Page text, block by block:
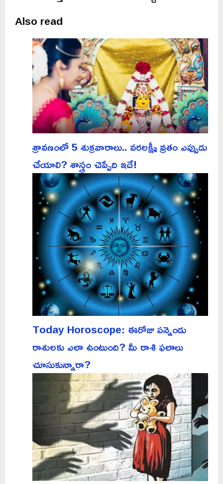
Also read
శ్రావణంలో 5 శుక్రవారాలు.. వరలక్ష్మీ వ్రతం ఎప్పుడు
చేయాలి? శాస్త్రం చెప్పేది ఇదే!
Today Horoscope: ఈరోజు పన్నెండు
రాశులకు ఎలా ఉంటుంది? మీ రాశి ఫలాలు
చూసుకున్నారా?